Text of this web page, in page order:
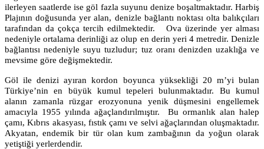
ilerleyen saatlerde ise göl fazla suyunu denize boşaltmaktadır. Harbiş
Plajının doğusunda yer alan, denizle bağlantı noktası olta balıkçıları
tarafından da çokça tercih edilmektedir. Ova üzerinde yer alması
nedeniyle ortalama derinliği az olup en derin yeri 4 metredir. Denizle
bağlantısı nedeniyle suyu tuzludur; tuz oranı denizden uzaklığa ve
mevsime göre değişmektedir.
Göl ile denizi ayıran kordon boyunca yüksekliği 20 m’yi bulan
Türkiye’nin en büyük kumul tepeleri bulunmaktadır. Bu kumul
alanın zamanla rüzgar erozyonuna yenik düşmesini engellemek
amacıyla 1955 yılında ağaçlandırılmıştır. Bu ormanlık alan halep
çamı, Kıbrıs akasyası, fıstık çamı ve selvi ağaçlarından oluşmaktadır.
Akyatan, endemik bir tür olan kum zambağının da yoğun olarak
yetiştiği yerlerdendir.